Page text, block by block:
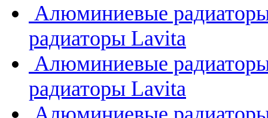
Алюминиевые
радиаторы Lavita
Алюминиевые
радиаторы Lavita